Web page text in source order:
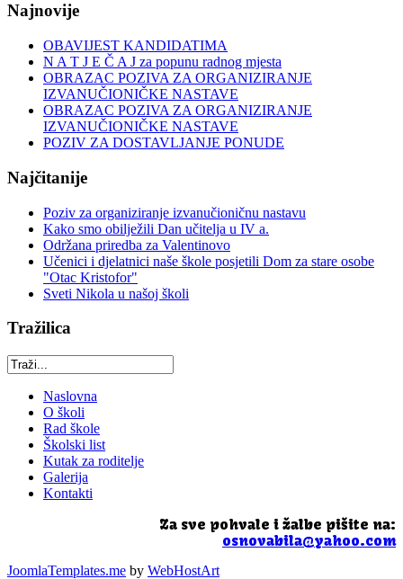
Najnovije
OBAVIJEST KANDIDATIMA
N A T J E Č A J za popunu radnog mjesta
OBRAZAC POZIVA ZA ORGANIZIRANJE
IZVANUČIONIČKE NASTAVE
OBRAZAC POZIVA ZA ORGANIZIRANJE
IZVANUČIONIČKE NASTAVE
POZIV ZA DOSTAVLJANJE PONUDE
Najčitanije
Poziv za organiziranje izvanučioničnu nastavu
Kako smo obilježili Dan učitelja u IV a.
Održana priredba za Valentinovo
Učenici i djelatnici naše škole posjetili Dom za stare osobe
"Otac Kristofor"
Sveti Nikola u našoj školi
Tražilica
Naslovna
O školi
Rad škole
Školski list
Kutak za roditelje
Galerija
Kontakti
Za sve pohvale i žalbe pišite na:
osnovabila@yahoo.com
JoomlaTemplates.me by WebHostArt